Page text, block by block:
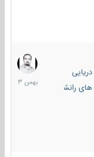
رانشی دریایی
6
بهمن
1403